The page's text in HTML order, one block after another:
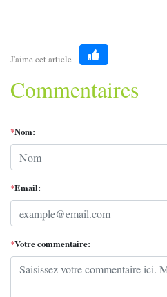
J'aime cet article
Like
Commentaires
*Nom:
*Email:
*Votre commentaire: